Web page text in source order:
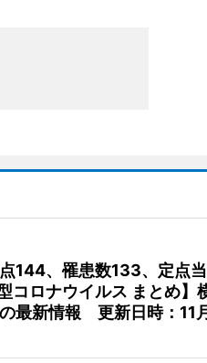
144、罹患数133、定点当
コロナウイルス まとめ】
最新情報 更新日時：11月